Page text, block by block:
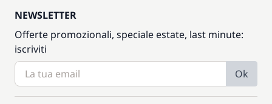
NEWSLETTER
Offerte promozionali, speciale estate, last minute:
iscriviti
Ok